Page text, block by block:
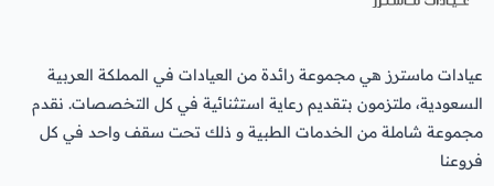
عيادات ماسترز هي مجموعة رائدة من العيادات في المملكة العربية
السعودية، ملتزمون بتقديم رعاية استثنائية في كل التخصصات. نقدم
مجموعة شاملة من الخدمات الطبية و ذلك تحت سقف واحد في كل
فروعنا